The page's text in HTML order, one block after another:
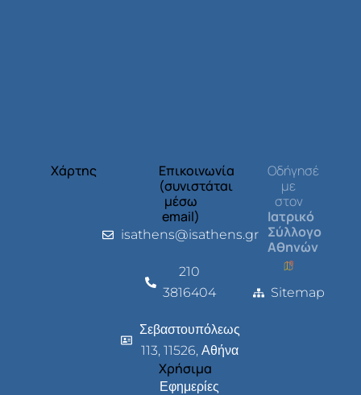
Χάρτης
Επικοινωνία
(συνιστάται
μέσω
email)
isathens@isathens.gr
210
3816404
Σεβαστουπόλεως
113, 11526, Αθήνα
Χρήσιμα
Εφημερίες
Οδήγησέ
με
στον
Ιατρικό
Σύλλογο
Αθηνών
Sitemap